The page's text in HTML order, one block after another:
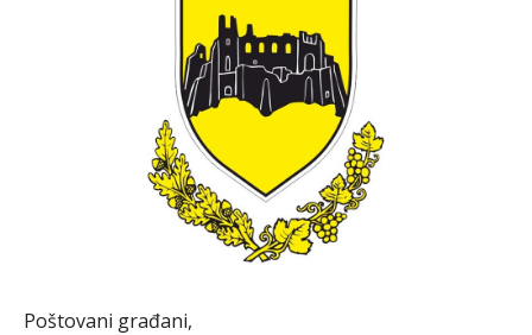
Poštovani građani,